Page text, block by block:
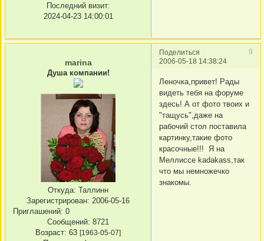
Последний визит:
2024-04-23 14:00:01
Поделиться
9
2006-05-18 14:38:24
marina
Душа компании!
Откуда: Таллинн
Зарегистрирован: 2006-05-16
Приглашений: 0
Сообщений: 8721
Возраст: 63 [1963-05-07]
Леночка,привет! Рады
видеть тебя на форуме
здесь! А от фото твоих и
"тащусь",даже на
рабочий стол поставила
картинку,такие фото
красочные!!! Я на
Меллиссе kadakass,так
что мы немножечко
знакомы.